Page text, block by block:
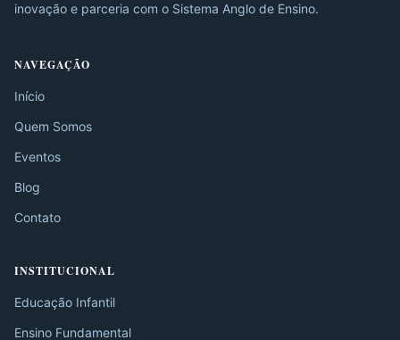
inovação e parceria com o Sistema Anglo de Ensino.
NAVEGAÇÃO
Início
Quem Somos
Eventos
Blog
Contato
INSTITUCIONAL
Educação Infantil
Ensino Fundamental